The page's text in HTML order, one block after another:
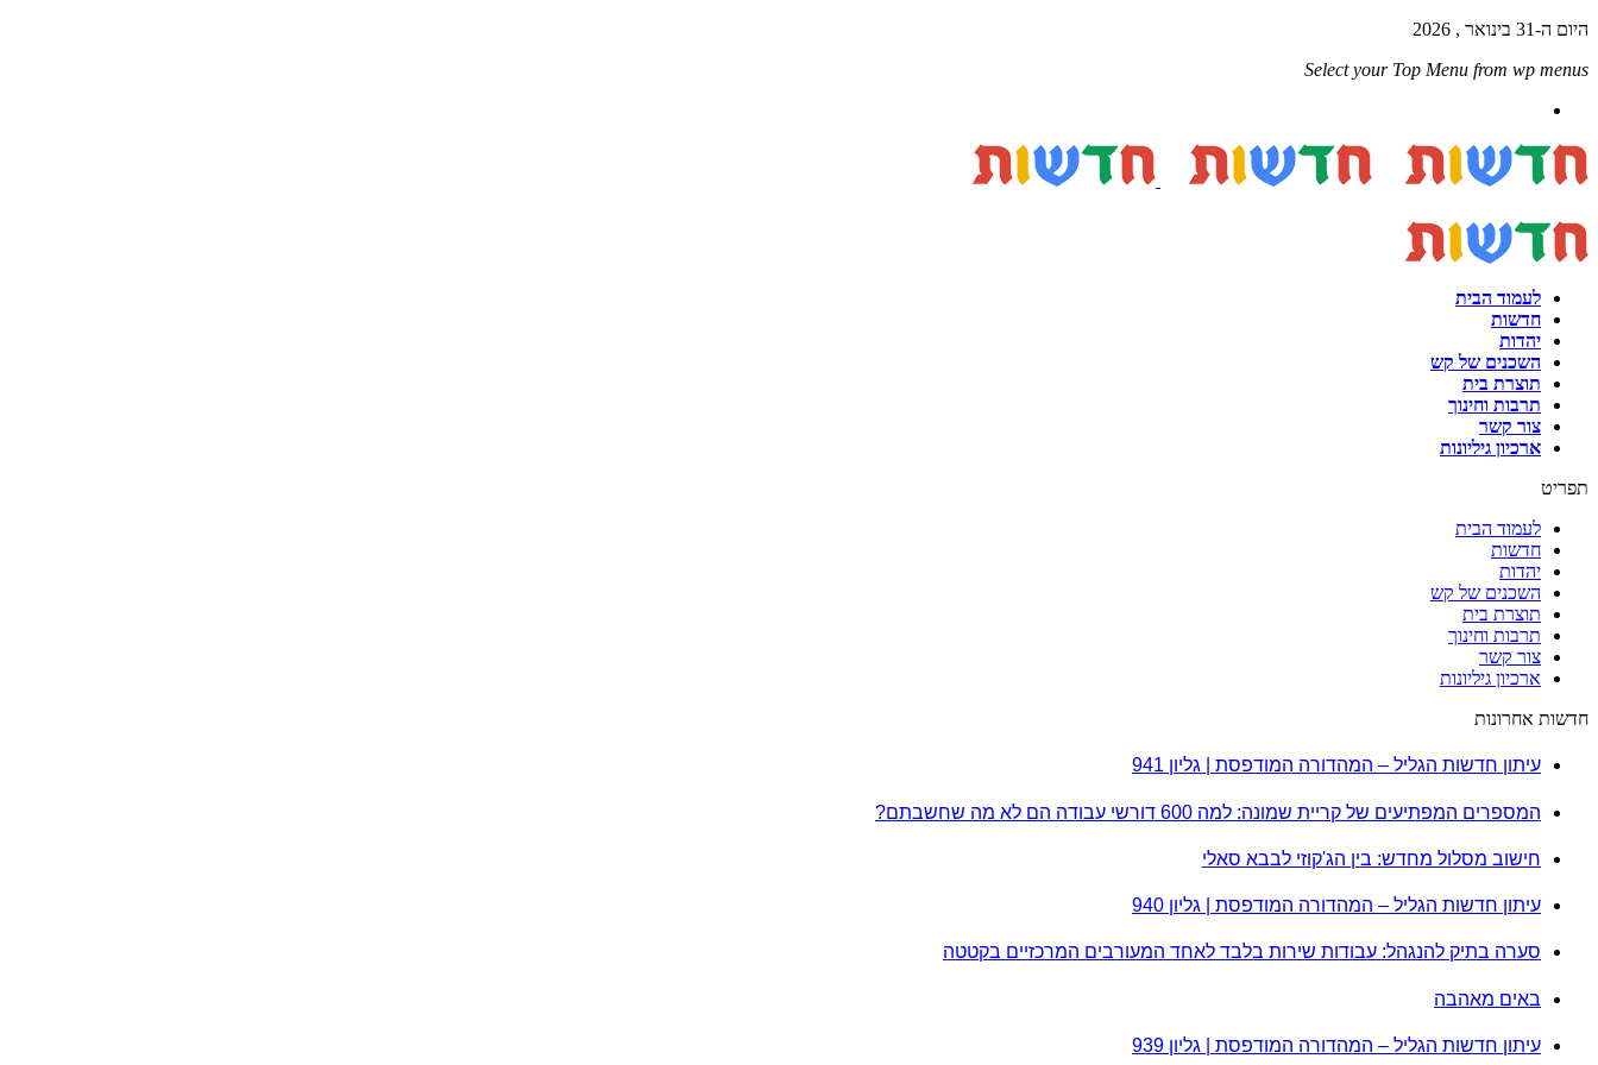
היום ה-31 בינואר , 2026
Select your Top Menu from wp menus
לעמוד הבית
חדשות
יהדות
השכנים של קש
תוצרת בית
תרבות וחינוך
צור קשר
ארכיון גיליונות
תפריט
לעמוד הבית
חדשות
יהדות
השכנים של קש
תוצרת בית
תרבות וחינוך
צור קשר
ארכיון גיליונות
חדשות אחרונות
עיתון חדשות הגליל – המהדורה המודפסת | גליון 941
המספרים המפתיעים של קריית שמונה: למה 600 דורשי עבודה הם לא מה שחשבתם?
חישוב מסלול מחדש: בין הג'קוזי לבבא סאלי
עיתון חדשות הגליל – המהדורה המודפסת | גליון 940
סערה בתיק להנגהל: עבודות שירות בלבד לאחד המעורבים המרכזיים בקטטה
באים מאהבה
עיתון חדשות הגליל – המהדורה המודפסת | גליון 939